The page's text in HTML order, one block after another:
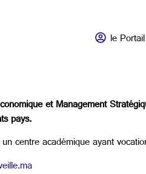
le
et Management
pays.
centre académique ayant